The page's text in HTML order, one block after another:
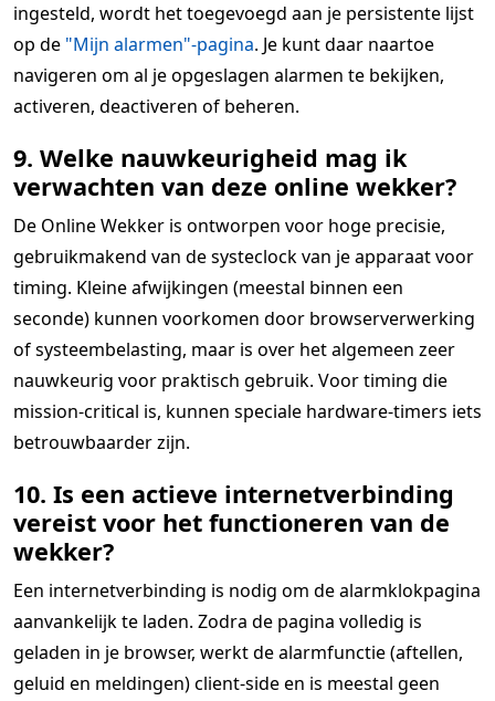
ingesteld, wordt het toegevoegd aan je persistente lijst
op de "Mijn alarmen"-pagina. Je kunt daar naartoe
navigeren om al je opgeslagen alarmen te bekijken,
activeren, deactiveren of beheren.
9. Welke nauwkeurigheid mag ik
verwachten van deze online wekker?
De Online Wekker is ontworpen voor hoge precisie,
gebruikmakend van de systeclock van je apparaat voor
timing. Kleine afwijkingen (meestal binnen een
seconde) kunnen voorkomen door browserverwerking
of systeembelasting, maar is over het algemeen zeer
nauwkeurig voor praktisch gebruik. Voor timing die
mission-critical is, kunnen speciale hardware-timers iets
betrouwbaarder zijn.
10. Is een actieve internetverbinding
vereist voor het functioneren van de
wekker?
Een internetverbinding is nodig om de alarmklokpagina
aanvankelijk te laden. Zodra de pagina volledig is
geladen in je browser, werkt de alarmfunctie (aftellen,
geluid en meldingen) client-side en is meestal geen